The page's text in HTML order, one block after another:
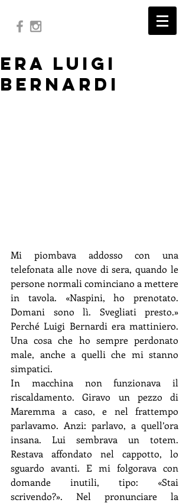
ERA LUIGI
BERNARDI
Mi piombava addosso con una
telefonata alle nove di sera, quando le
persone normali cominciano a mettere
in tavola. «Naspini, ho prenotato.
Domani sono lì. Svegliati presto.»
Perché Luigi Bernardi era mattiniero.
Una cosa che ho sempre perdonato
male, anche a quelli che mi stanno
simpatici.
In macchina non funzionava il
riscaldamento. Giravo un pezzo di
Maremma a caso, e nel frattempo
parlavamo. Anzi: parlavo, a quell’ora
insana. Lui sembrava un totem.
Restava affondato nel cappotto, lo
sguardo avanti. E mi folgorava con
domande inutili, tipo: «Stai
scrivendo?». Nel pronunciare la